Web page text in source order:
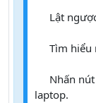
Lật
Tìm hiểu
Nhấn
laptop.